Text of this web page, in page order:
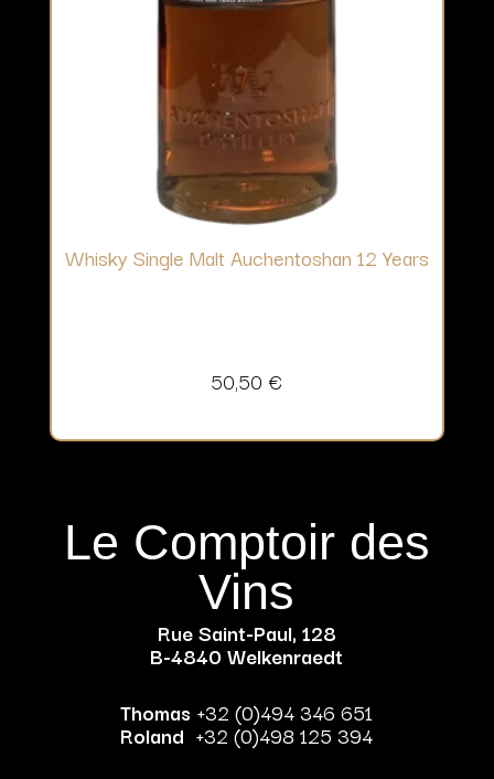
Whisky Single Malt Auchentoshan 12 Years
50,50 €
Le Comptoir des
Vins
Rue Saint-Paul, 128
B-4840 Welkenraedt
Thomas +32 (0)494 346 651
Roland +32 (0)498 125 394